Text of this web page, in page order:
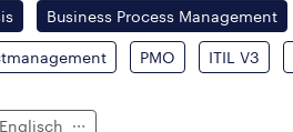
Business Process Management
PMO ITIL V3
Englisch